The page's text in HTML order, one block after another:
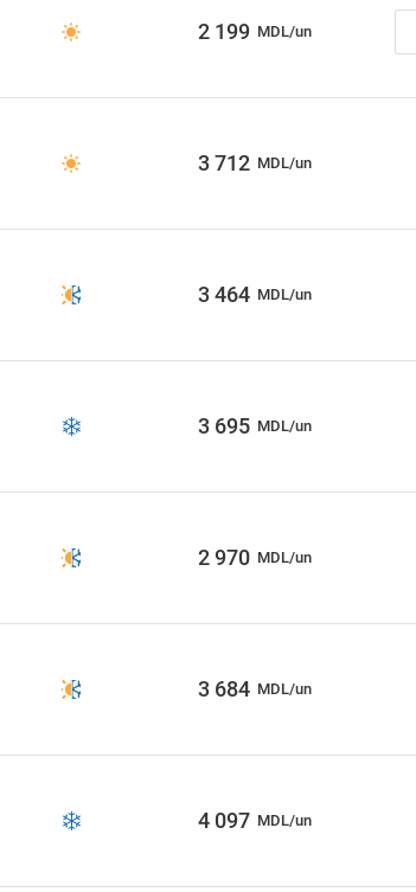
2 199 MDL/un
3 712 MDL/un
3 464 MDL/un
3 695 MDL/un
2 970 MDL/un
3 684 MDL/un
4 097 MDL/un